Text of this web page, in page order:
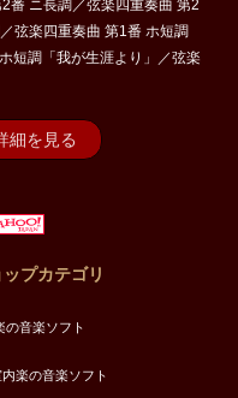
番 ニ長調／弦楽四重奏曲 第2
弦楽四重奏曲 第1番 ホ短調
短調「我が生涯より」／弦楽
細を見る
プカテゴリ
の音楽ソフト
楽の音楽ソフト